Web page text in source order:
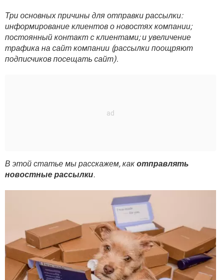
Три основных причины для отправки рассылки:
информирование клиентов о новостях компании;
постоянный контакт с клиентами; и увеличение
трафика на сайт компании (рассылки поощряют
подписчиков посещать сайт).
В этой статье мы расскажем, как отправлять
новостные рассылки.